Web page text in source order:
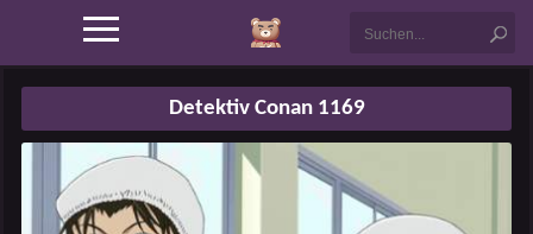
Detektiv Conan 1169